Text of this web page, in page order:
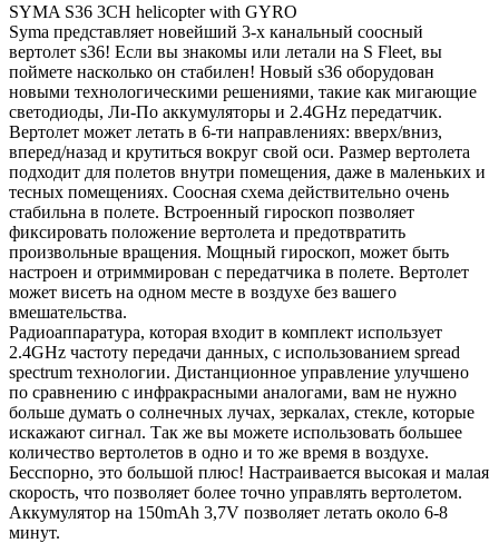
SYMA S36 3CH helicopter with GYRO
Syma представляет новейший 3-х канальный соосный
вертолет s36! Если вы знакомы или летали на S Fleet, вы
поймете насколько он стабилен! Новый s36 оборудован
новыми технологическими решениями, такие как мигающие
светодиоды, Ли-По аккумуляторы и 2.4GHz передатчик.
Вертолет может летать в 6-ти направлениях: вверх/вниз,
вперед/назад и крутиться вокруг свой оси. Размер вертолета
подходит для полетов внутри помещения, даже в маленьких и
тесных помещениях. Соосная схема действительно очень
стабильна в полете. Встроенный гироскоп позволяет
фиксировать положение вертолета и предотвратить
произвольные вращения. Мощный гироскоп, может быть
настроен и отриммирован с передатчика в полете. Вертолет
может висеть на одном месте в воздухе без вашего
вмешательства.
Радиоаппаратура, которая входит в комплект использует
2.4GHz частоту передачи данных, с использованием spread
spectrum технологии. Дистанционное управление улучшено
по сравнению с инфракрасными аналогами, вам не нужно
больше думать о солнечных лучах, зеркалах, стекле, которые
искажают сигнал. Так же вы можете использовать большее
количество вертолетов в одно и то же время в воздухе.
Бесспорно, это большой плюс! Настраивается высокая и малая
скорость, что позволяет более точно управлять вертолетом.
Аккумулятор на 150mAh 3,7V позволяет летать около 6-8
минут.